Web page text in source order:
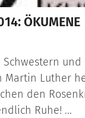
ÖKUMENE
und
Martin Luther
den
Ruhe! ...